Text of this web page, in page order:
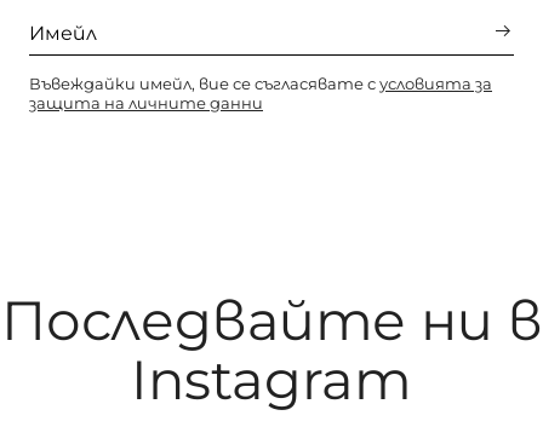
Въвеждайки имейл, вие се съгласявате сусловията за
защита на личните данни
Последвайте ни в
Instagram